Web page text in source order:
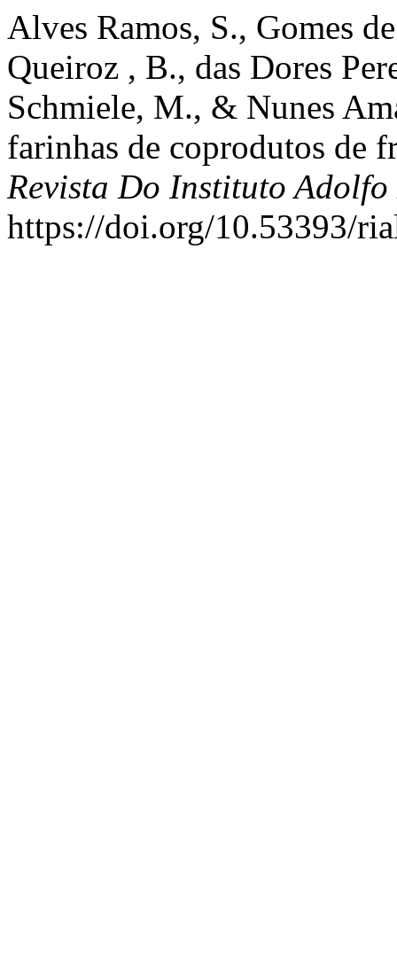
Alves Ramos, S., Gomes
Queiroz , B., das Dores
Schmiele, M., & Nunes
farinhas de coprodutos de
Revista Do Instituto Adolfo
https://doi.org/10.53393/